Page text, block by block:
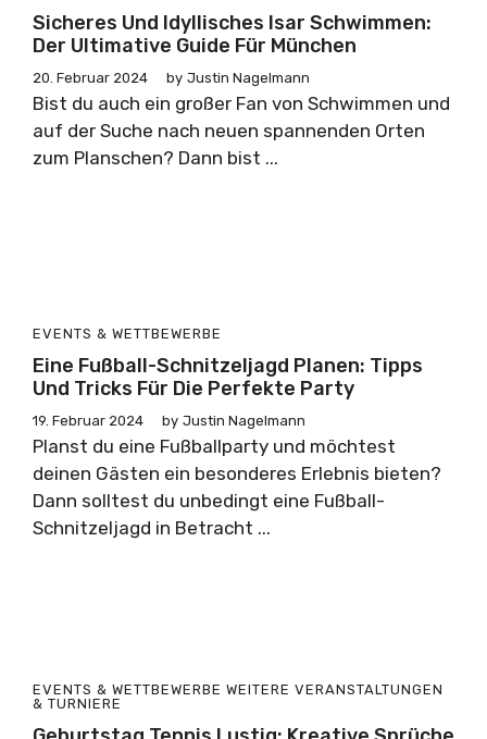
Sicheres Und Idyllisches Isar Schwimmen:
Der Ultimative Guide Für München
20. Februar 2024 by Justin Nagelmann
Bist du auch ein großer Fan von Schwimmen und
auf der Suche nach neuen spannenden Orten
zum Planschen? Dann bist ...
EVENTS & WETTBEWERBE
Eine Fußball-Schnitzeljagd Planen: Tipps
Und Tricks Für Die Perfekte Party
19. Februar 2024 by Justin Nagelmann
Planst du eine Fußballparty und möchtest
deinen Gästen ein besonderes Erlebnis bieten?
Dann solltest du unbedingt eine Fußball-
Schnitzeljagd in Betracht ...
EVENTS & WETTBEWERBE WEITERE VERANSTALTUNGEN
& TURNIERE